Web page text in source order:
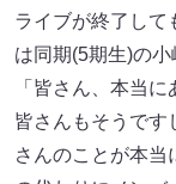
ライブが終了して
は同期(5期生)の
「皆さん、本当
皆さんもそうです
さんのことが本